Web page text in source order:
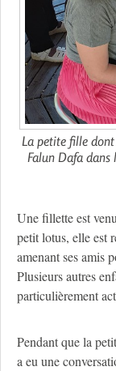
La petite fille
Falun Dafa
Une fillette est
petit lotus, elle est
amenant ses amis
Plusieurs autres
particulièrement
Pendant que la
a eu une